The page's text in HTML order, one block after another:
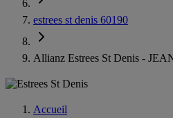
estrees st denis 60190
Allianz Estrees St Denis -
Accueil